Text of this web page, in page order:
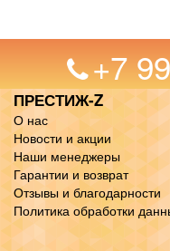
+7
ПРЕСТИЖ-Z
О нас
Новости и акции
Наши менеджеры
Гарантии и возврат
Отзывы и благодарности
Политика обработки